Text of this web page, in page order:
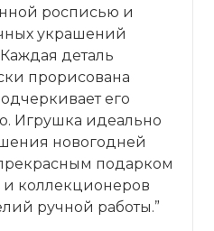
росписью и
украшений
Каждая деталь
прорисована
его
Игрушка идеально
новогодней
подарком
коллекционеров
ручной работы.”